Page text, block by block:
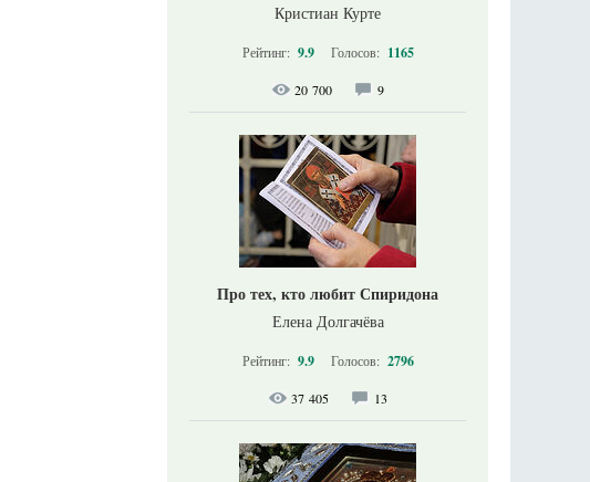
Кристиан Курте
Рейтинг: 9.9 Голосов: 1165
20 700 9
Про тех, кто любит Спиридона
Елена Долгачёва
Рейтинг: 9.9 Голосов: 2796
37 405 13